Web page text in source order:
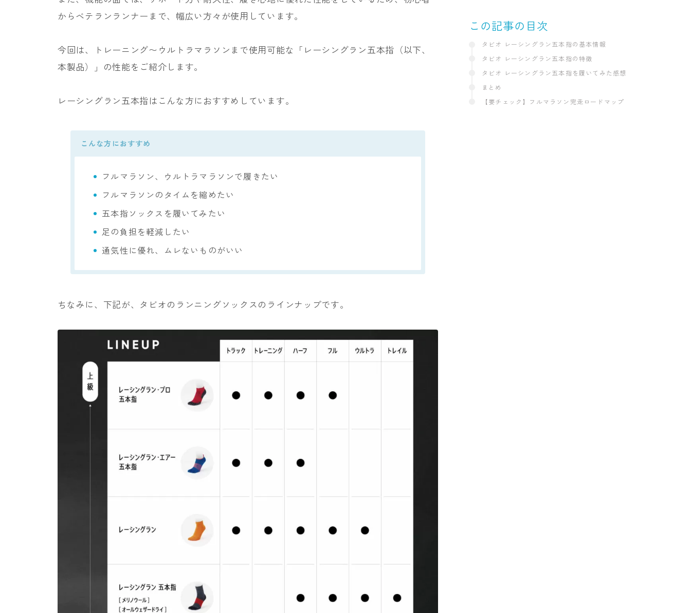
からベテランランナーまで、幅広い方々が使用しています。
今回は、トレーニング〜ウルトラマラソンまで使用可能な「レーシングラン五本指（以下、
本製品）」の性能をご紹介します。
レーシングラン五本指はこんな方におすすめしています。
こんな方におすすめ
フルマラソン、ウルトラマラソンで履きたい
フルマラソンのタイムを縮めたい
五本指ソックスを履いてみたい
足の負担を軽減したい
通気性に優れ、ムレないものがいい
ちなみに、下記が、タビオのランニングソックスのラインナップです。
この記事の目次
タビオ レーシングラン五本指の基本情報
タビオ レーシングラン五本指の特徴
タビオ レーシングラン五本指を履いてみた感想
まとめ
【要チェック】フルマラソン完走ロードマップ